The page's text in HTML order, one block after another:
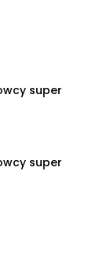
super
super